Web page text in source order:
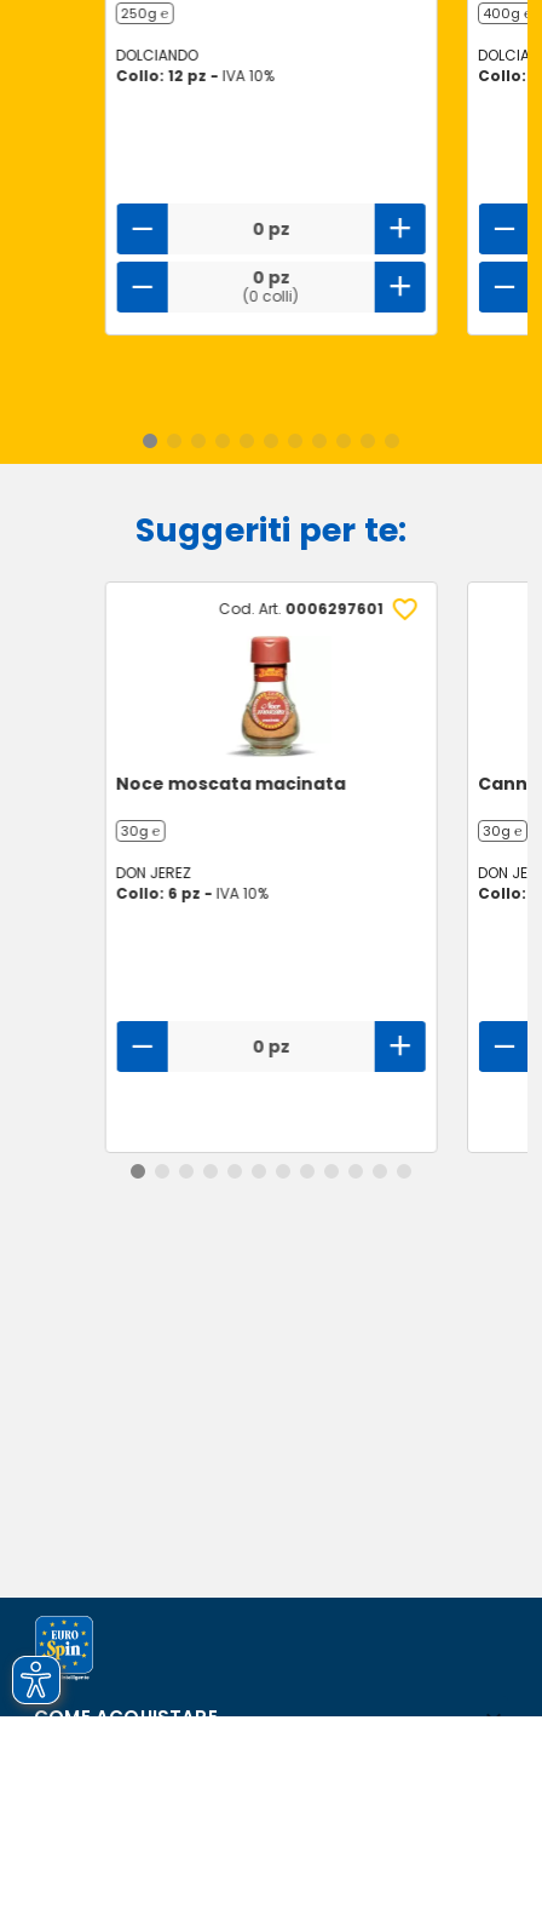
250g ℮
DOLCIANDO
Collo: 12 pz - IVA 10%
0 pz
0 pz
(0 colli)
400g ℮
Collo:
Suggeriti per te:
Cod. Art. 0006297601
Noce moscata macinata
30g ℮
DON JEREZ
Collo: 6 pz - IVA 10%
0 pz
30g ℮
DON
Collo:
COME ACQUISTARE